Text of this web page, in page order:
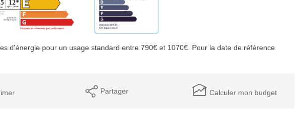
d'énergie pour un usage standard entre 790€ et 1070€. Pour la date de référence
Partager Calculer mon budget